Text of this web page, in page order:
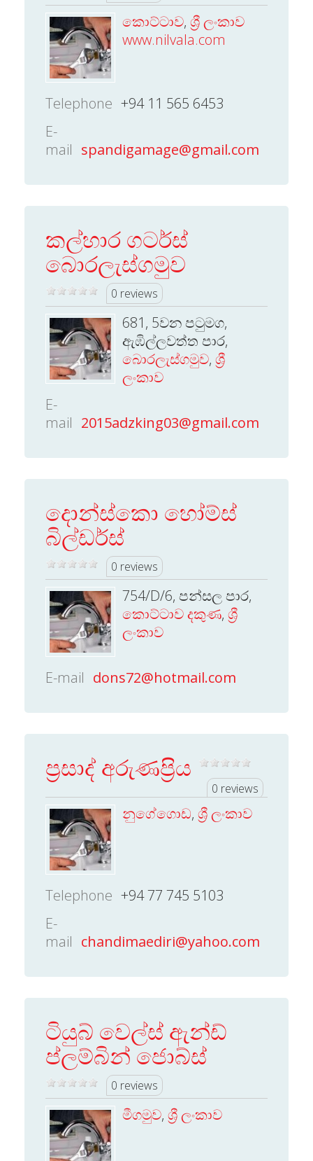
කොට්ටාව, ශ්‍රී ලංකාව
www.nilvala.com
Telephone +94 11 565 6453
E-
mail spandigamage@gmail.com
කල්හාර ගටර්ස්
බොරලැස්ගමුව
0 reviews
681, 5වන පටුමග,
ඇඹිල්ලවත්ත පාර,
බොරලැස්ගමුව, ශ්‍රී
ලංකාව
E-
mail 2015adzking03@gmail.com
දොන්ස්කො හෝම්ස්
බිල්ඩර්ස්
0 reviews
754/D/6, පන්සල පාර,
කොට්ටාව දකුණ, ශ්‍රී
ලංකාව
E-mail dons72@hotmail.com
ප‍්‍රසාද් අරුණප‍්‍රිය
0 reviews
නුගේගොඩ, ශ්‍රී ලංකාව
Telephone +94 77 745 5103
E-
mail chandimaediri@yahoo.com
ටියුබ් වෙල්ස් ඇන්ඩ්
ප්ලම්බින් ජොබ්ස්
0 reviews
මීගමුව, ශ්‍රී ලංකාව